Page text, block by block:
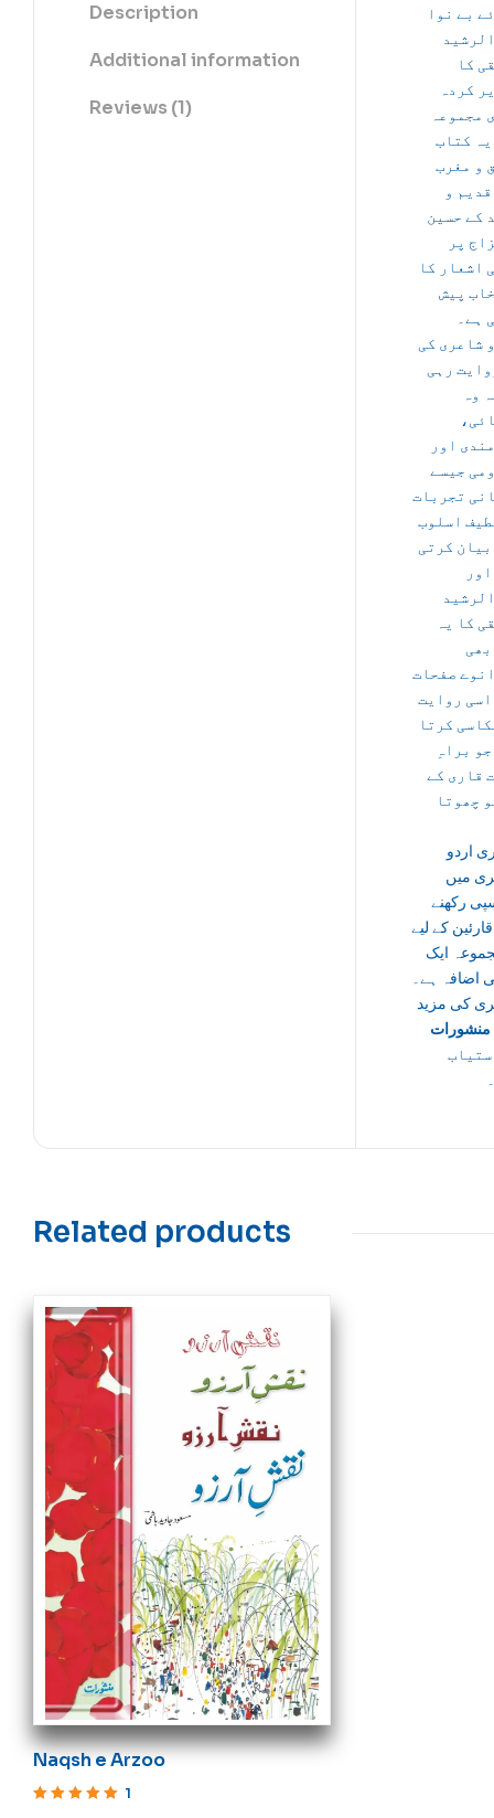
Description
Additional information
Reviews (1)
بے نوا
کا
کردہ
مجموعہ
کتاب
و مغرب
و
کے حسین
پر
اشعار کا
پیش
ہے۔
شاعری کی
رہی
وہ
اور
جیسے
تجربات
اسلوب
کرتی
کا یہ
بھی
صفحات
روایت
کرتا
براہِ
قاری کے
چھوتا
اردو
میں
رکھنے
کے لیے
ایک
اضافہ ہے۔
کی مزید
منشورات
Related products
Naqsh e Arzoo
1